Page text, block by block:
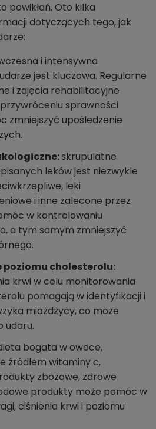
powikłań. Oto kilka
dotyczących tego, jak
i intensywna
jest kluczowa. Regularne
i zajęcia rehabilitacyjne
sprawności
zmniejszyć upośledzenie
skrupulatne
leków jest niezwykle
leki
i inne zalecone przez
w kontrolowaniu
a tym samym zmniejszyć
cholesterolu:
krwi w celu monitorowania
pomagają w identyfikacji i
miażdżycy, co może
udaru.
bogata w owoce,
źródłem witaminy c,
zbożowe, zdrowe
produkty może pomóc w
ciśnienia krwi i poziomu